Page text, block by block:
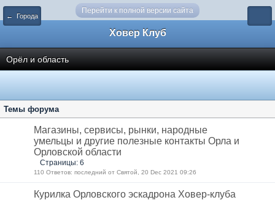
Перейти к полной версии сайта
← Города
Ховер Клуб
Орёл и область
Темы форума
Магазины, сервисы, рынки, народные
умельцы и другие полезные контакты Орла и
Орловской области
Страницы: 6
110 Ответов: последний от Святой, 20 Dec 2021 09:26
Курилка Орловского эскадрона Ховер-клуба